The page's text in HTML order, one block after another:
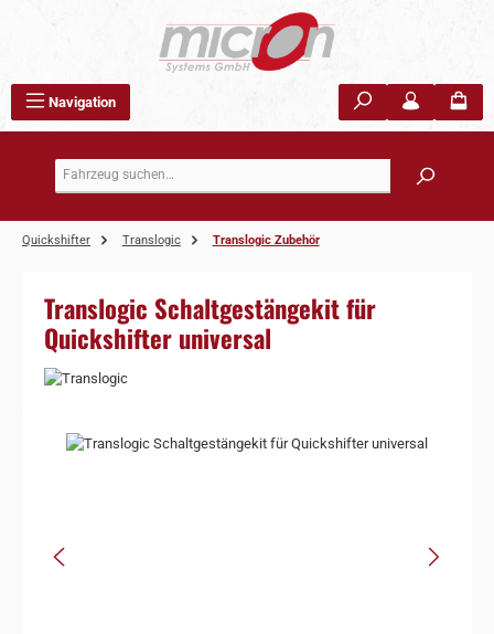
Navigation
Quickshifter Translogic Translogic Zubehör
Translogic Schaltgestängekit für
Quickshifter universal
Bildergalerie überspringen